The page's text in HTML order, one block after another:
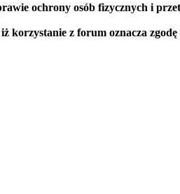
ochrony osób fizycznych i
z forum oznacza